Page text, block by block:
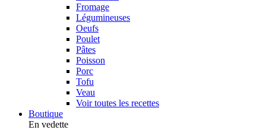
Fromage
Légumineuses
Oeufs
Poulet
Pâtes
Poisson
Porc
Tofu
Veau
Voir toutes les recettes
Boutique
En vedette